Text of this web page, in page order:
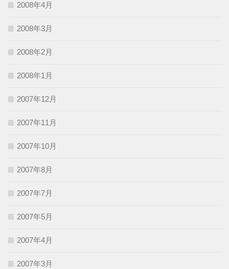
2008年4月
2008年3月
2008年2月
2008年1月
2007年12月
2007年11月
2007年10月
2007年8月
2007年7月
2007年5月
2007年4月
2007年3月